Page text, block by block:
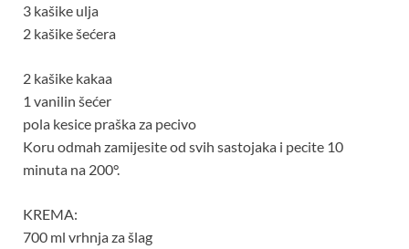
3 kašike ulja
2 kašike šećera
2 kašike kakaa
1 vanilin šećer
pola kesice praška za pecivo
Koru odmah zamijesite od svih sastojaka i pecite 10
minuta na 200°.
KREMA:
700 ml vrhnja za šlag